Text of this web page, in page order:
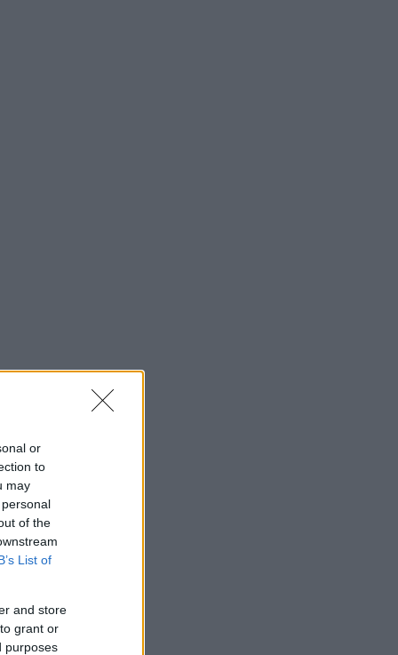
or
to
may
of the
List of
and store
grant or
purposes